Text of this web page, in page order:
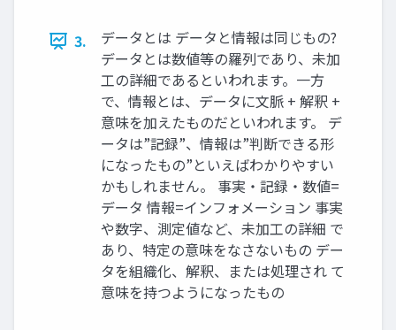
3.
データとは データと情報は同じもの?
データとは数値等の羅列であり、未加
工の詳細であるといわれます。一方
で、情報とは、データに文脈 + 解釈 +
意味を加えたものだといわれます。 デ
ータは”記録”、情報は”判断できる形
になったもの”といえばわかりやすい
かもしれません。 事実・記録・数値=
データ 情報=インフォメーション 事実
や数字、測定値など、未加工の詳細 で
あり、特定の意味をなさないもの デー
タを組織化、解釈、または処理され て
意味を持つようになったもの